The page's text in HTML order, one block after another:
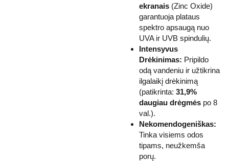
ekranais (Zinc Oxide)
garantuoja plataus
spektro apsaugą nuo
UVA ir UVB spindulių.
Intensyvus
Drėkinimas: Pripildo
odą vandeniu ir užtikrina
ilgalaikį drėkinimą
(patikrinta: 31,9%
daugiau drėgmės po 8
val.).
Nekomendogeniškas:
Tinka visiems odos
tipams, neužkemša
porų.